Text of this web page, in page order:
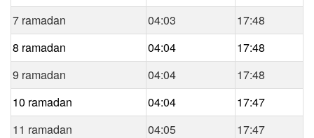
7 ramadan
04:03
17:48
8 ramadan
04:04
17:48
9 ramadan
04:04
17:48
10 ramadan
04:04
17:47
11 ramadan
04:05
17:47